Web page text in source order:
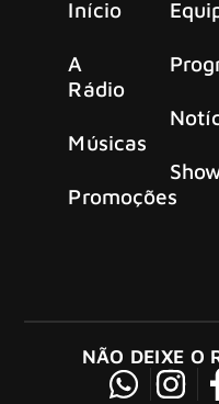
Início
A
Rádio
Músicas
Promoções
NÃO DEIXE O